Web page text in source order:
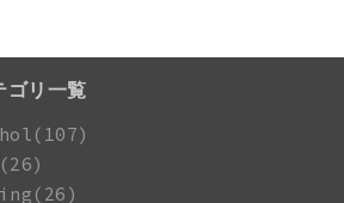
ゴリ一覧